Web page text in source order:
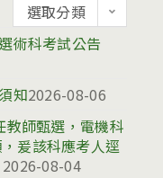
告
選取分類
術科考試公告
知2026-08-06
師甄選，電機科
爰該科應考人逕
2026-08-04